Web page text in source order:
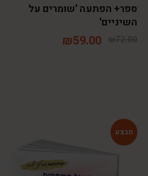
ספר+ הפתעה 'שומרים על
השיניים'
₪72.00
₪59.00